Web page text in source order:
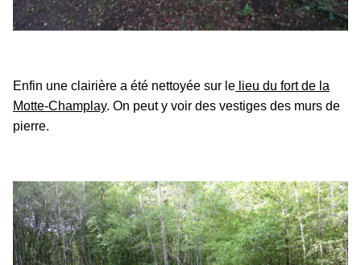
Enfin une clairière a été nettoyée sur le lieu du fort de la
Motte-Champlay. On peut y voir des vestiges des murs de
pierre.